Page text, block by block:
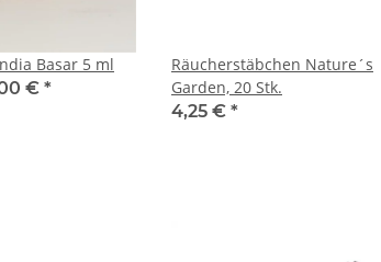
Basar 5 ml
€ *
Räucherstäbchen Nature´s
Garden, 20 Stk.
4,25 € *